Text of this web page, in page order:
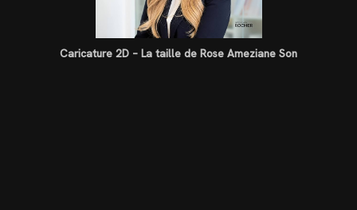
Caricature 2D – La taille de Rose Ameziane Son